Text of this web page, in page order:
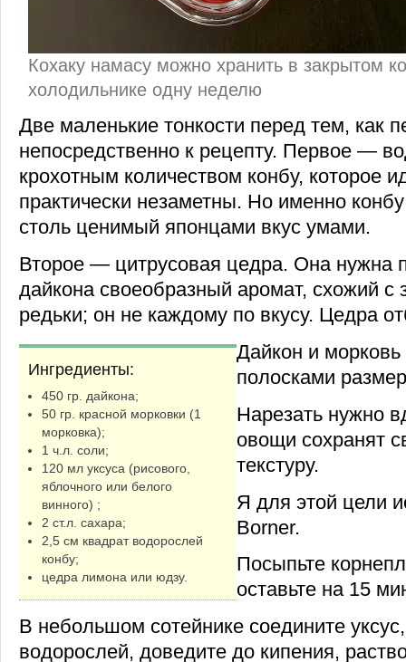
Кохаку намасу можно хранить в закрытом
холодильнике одну неделю
Две маленькие тонкости перед тем, как
непосредственно к рецепту. Первое —
крохотным количеством конбу, которое
практически незаметны. Но именно
столь ценимый японцами вкус умами.
Второе — цитрусовая цедра. Она нужна
дайкона своеобразный аромат, схожий с
редьки; он не каждому по вкусу. Цедра
Ингредиенты:
450 гр. дайкона;
50 гр. красной морковки (1
морковка);
1 ч.л. соли;
120 мл уксуса (рисового,
яблочного или белого
винного) ;
2 ст.л. сахара;
2,5 см квадрат водорослей
конбу;
цедра лимона или юдзу.
Дайкон и
полосками
Нарезать нужно
овощи сохранят
текстуру.
Я для этой цели
Borner.
Посыпьте
оставьте на 15
В небольшом сотейнике соедините
водорослей, доведите до кипения,